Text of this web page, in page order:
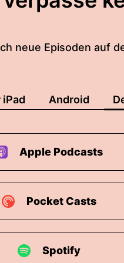
neue Episoden auf
iPad Android
Apple Podcasts
Pocket Casts
Spotify